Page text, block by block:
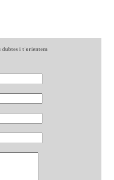
dubtes i t'orientem